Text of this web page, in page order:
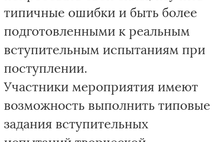
типичные ошибки и быть более
подготовленными к реальным
вступительным испытаниям при
поступлении.
Участники мероприятия имеют
возможность выполнить типовые
задания вступительных